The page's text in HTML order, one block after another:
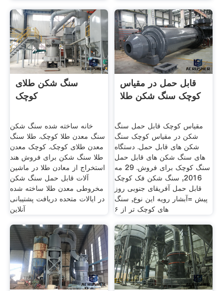
سنگ شکن طلای
کوچک
خانه ساخته شده سنگ شکن
سنگ معدن طلا کوچک. طلا سنگ
معدن طلای کوچک. کوچک معدن
طلا سنگ شکن برای فروش هند
استخراج از معادن طلا در ماشین
آلات قابل حمل سنگ شکن
مخروطی معدن طلا ساخته شده
در ایالات متحده دریافت پشتیبانی
آنلاین
قابل حمل در مقیاس
کوچک سنگ شکن طلا
مقیاس کوچک قابل حمل سنگ
شکن در مقیاس کوچک سنگ
شکن های قابل حمل. دستگاه
های سنگ شکن های قابل حمل
سنگ کوچک برای فروش. 29 مه
2016, سنگ شکن فک کوچک
قابل حمل آفریقای جنوبی روز
پیش =آبشار رویه این نوع, سنگ
های کوچک تر از ۶